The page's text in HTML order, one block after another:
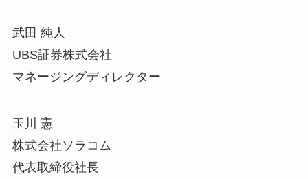
武田 純人
UBS証券株式会社
マネージングディレクター
玉川 憲
株式会社ソラコム
代表取締役社長